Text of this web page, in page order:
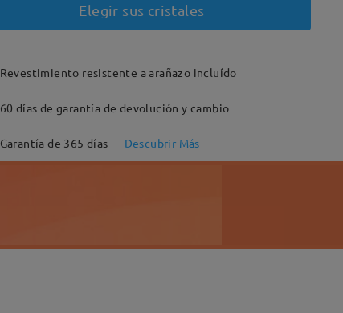
Elegir sus cristales
Revestimiento resistente a arañazo incluído
60 días de garantía de devolución y cambio
Garantía de 365 días Descubrir Más